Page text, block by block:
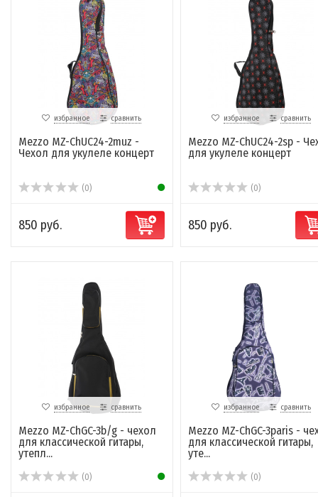
избранное сравнить
Mezzo MZ-ChUC24-2muz -
Чехол для укулеле концерт
(0)
850 руб.
избранное сравнить
Mezzo MZ-ChUC24-2sp -
для укулеле концерт
(0)
850 руб.
избранное сравнить
Mezzo MZ-ChGC-3b/g - чехол
для классической гитары,
утепл...
(0)
избранное сравнить
Mezzo MZ-ChGC-3paris -
для классической гитары,
уте...
(0)